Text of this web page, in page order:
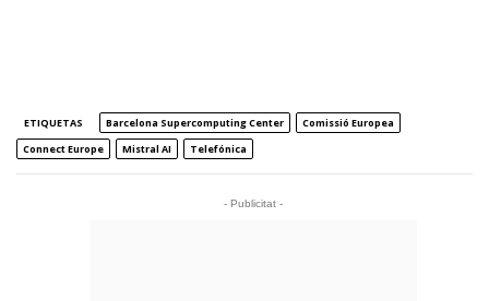
ETIQUETAS Barcelona Supercomputing Center
Comissió Europea
Connect Europe
Mistral AI Telefónica
- Publicitat -